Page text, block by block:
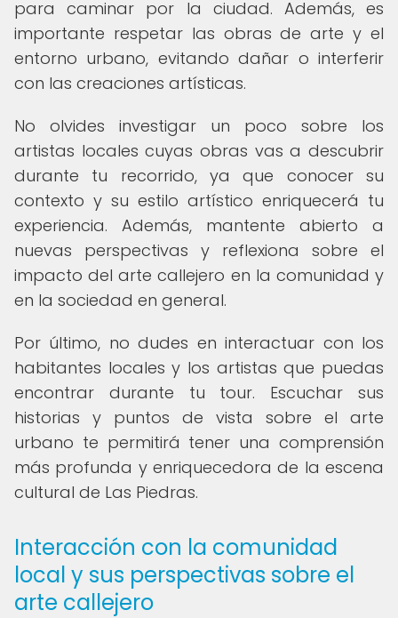
para caminar por la ciudad. Además, es
importante respetar las obras de arte y el
entorno urbano, evitando dañar o interferir
con las creaciones artísticas.
No olvides investigar un poco sobre los
artistas locales cuyas obras vas a descubrir
durante tu recorrido, ya que conocer su
contexto y su estilo artístico enriquecerá tu
experiencia. Además, mantente abierto a
nuevas perspectivas y reflexiona sobre el
impacto del arte callejero en la comunidad y
en la sociedad en general.
Por último, no dudes en interactuar con los
habitantes locales y los artistas que puedas
encontrar durante tu tour. Escuchar sus
historias y puntos de vista sobre el arte
urbano te permitirá tener una comprensión
más profunda y enriquecedora de la escena
cultural de Las Piedras.
Interacción con la comunidad
local y sus perspectivas sobre el
arte callejero